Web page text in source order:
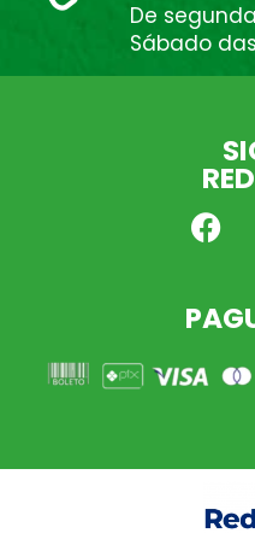
De
Sábado